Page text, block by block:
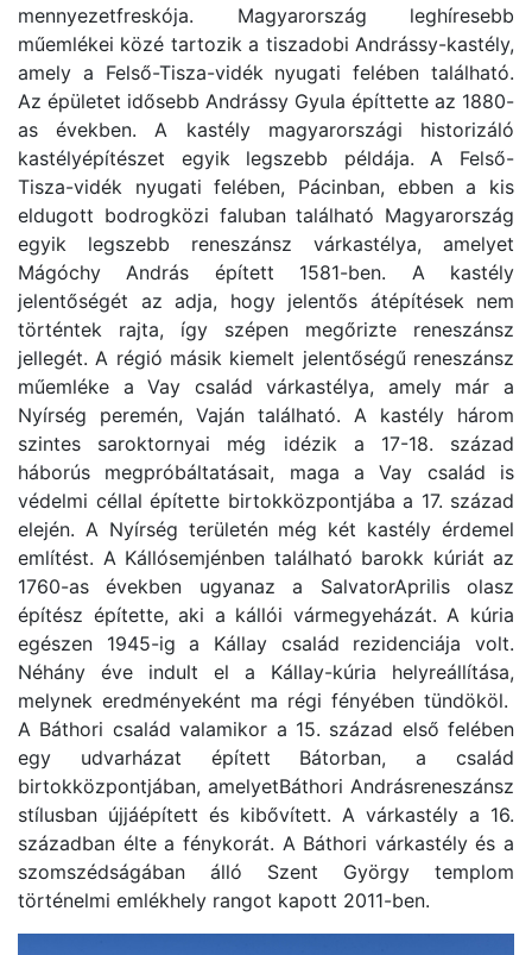
mennyezetfreskója. Magyarország leghíresebb
műemlékei közé tartozik a tiszadobi Andrássy-kastély,
amely a Felső-Tisza-vidék nyugati felében található.
Az épületet idősebb Andrássy Gyula építtette az 1880-
as években. A kastély magyarországi historizáló
kastélyépítészet egyik legszebb példája. A Felső-
Tisza-vidék nyugati felében, Pácinban, ebben a kis
eldugott bodrogközi faluban található Magyarország
egyik legszebb reneszánsz várkastélya, amelyet
Mágóchy András épített 1581-ben. A kastély
jelentőségét az adja, hogy jelentős átépítések nem
történtek rajta, így szépen megőrizte reneszánsz
jellegét. A régió másik kiemelt jelentőségű reneszánsz
műemléke a Vay család várkastélya, amely már a
Nyírség peremén, Vaján található. A kastély három
szintes saroktornyai még idézik a 17-18. század
háborús megpróbáltatásait, maga a Vay család is
védelmi céllal építette birtokközpontjába a 17. század
elején. A Nyírség területén még két kastély érdemel
említést. A Kállósemjénben található barokk kúriát az
1760-as években ugyanaz a SalvatorAprilis olasz
építész építette, aki a kállói vármegyeházát. A kúria
egészen 1945-ig a Kállay család rezidenciája volt.
Néhány éve indult el a Kállay-kúria helyreállítása,
melynek eredményeként ma régi fényében tündököl.
A Báthori család valamikor a 15. század első felében
egy udvarházat épített Bátorban, a család
birtokközpontjában, amelyetBáthori Andrásreneszánsz
stílusban újjáépített és kibővített. A várkastély a 16.
században élte a fénykorát. A Báthori várkastély és a
szomszédságában álló Szent György templom
történelmi emlékhely rangot kapott 2011-ben.